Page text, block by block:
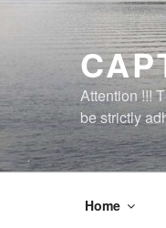
Attention !!!
be strictly
Home